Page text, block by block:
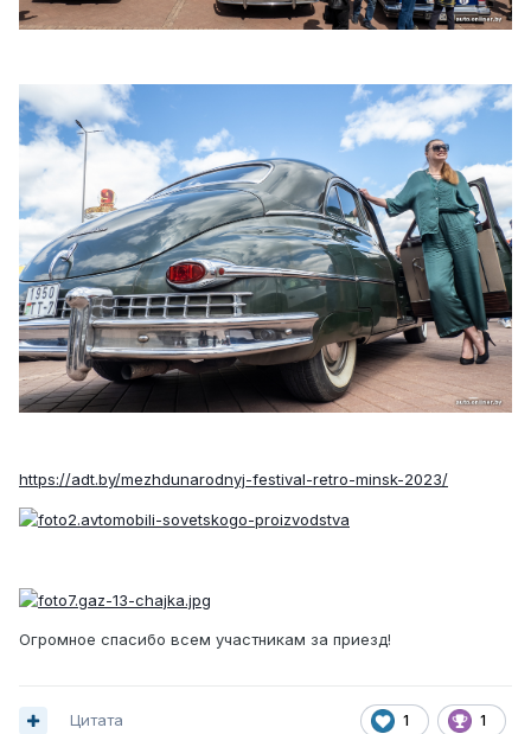
https://adt.by/mezhdunarodnyj-festival-retro-minsk-2023/
Огромное спасибо всем участникам за приезд!
1 1
Цитата